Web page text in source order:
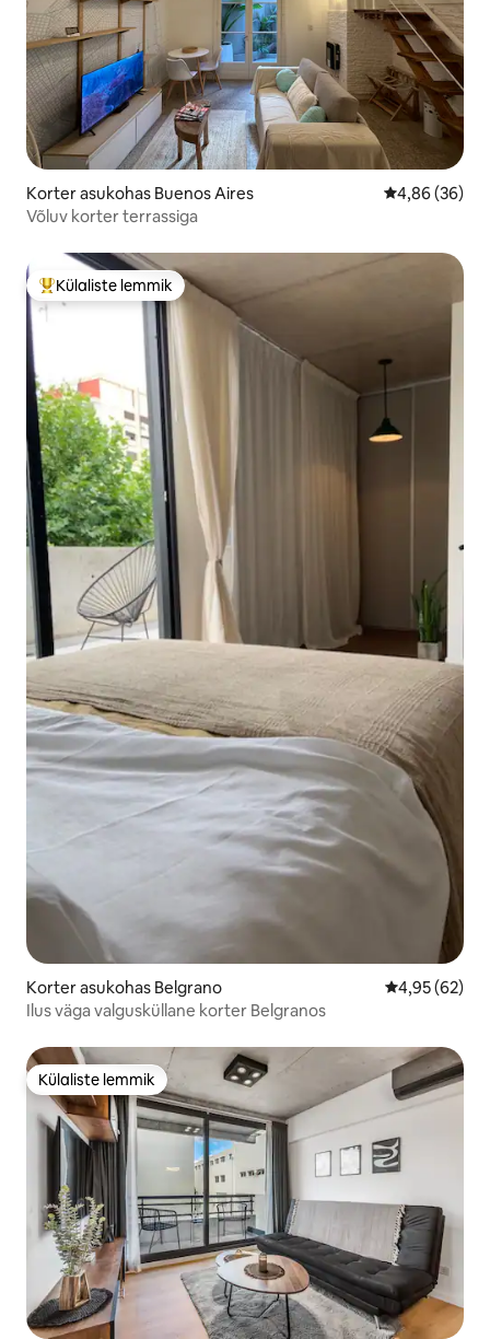
Korter asukohas Buenos Aires Keskmine
4,86 (36)
Võluv korter terrassiga
Külaliste suur lemmik
Külaliste lemmik
Korter asukohas Belgrano Keskmine
4,95 (62)
Ilus väga valgusküllane korter Belgranos
Külaliste lemmik
Külaliste lemmik